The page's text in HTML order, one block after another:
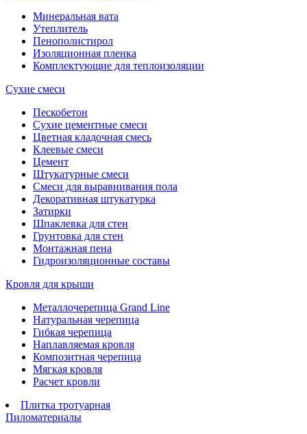
Минеральная вата
Утеплитель
Пенополистирол
Изоляционная пленка
Комплектующие для теплоизоляции
Сухие смеси
Пескобетон
Сухие цементные смеси
Цветная кладочная смесь
Клеевые смеси
Цемент
Штукатурные смеси
Смеси для выравнивания пола
Декоративная штукатурка
Затирки
Шпаклевка для стен
Грунтовка для стен
Монтажная пена
Гидроизоляционные составы
Кровля для крыши
Металлочерепица Grand Line
Натуральная черепица
Гибкая черепица
Наплавляемая кровля
Композитная черепица
Мягкая кровля
Расчет кровли
Плитка тротуарная
Пиломатериалы